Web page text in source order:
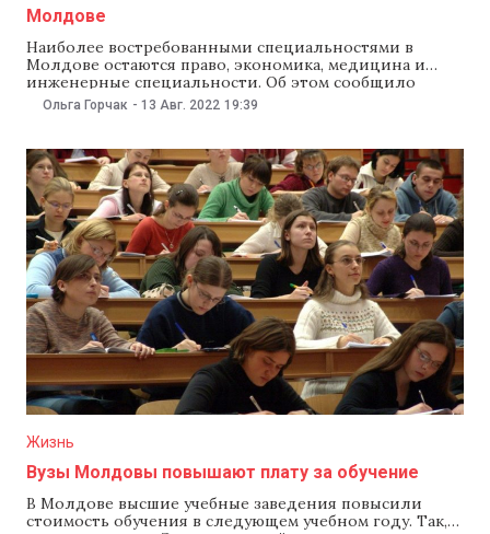
Молдове
Наиболее востребованными специальностями в
Молдове остаются право, экономика, медицина и
инженерные специальности. Об этом сообщило
минпросвещения, отметив, что на первом этапе в вузы
страны зачислили более 14,5 тыс. абитуриентов. Из
а 3 476 — на магистратуру. Заполнены 80%
запланированных бюджетных мест на
Ольга Горчак - 13 Авг. 2022 19:39
Жизнь
Вузы Молдовы повышают плату за обучение
В Молдове высшие учебные заведения повысили
стоимость обучения в следующем учебном году. Так,